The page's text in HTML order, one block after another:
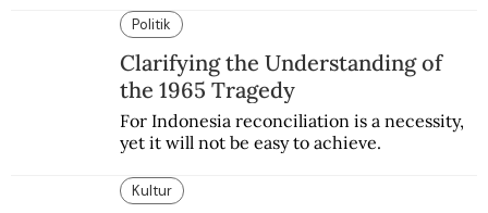
si martir antariksa Soviet.
Politik
Clarifying the Understanding of
the 1965 Tragedy
For Indonesia reconciliation is a necessity,
yet it will not be easy to achieve.
Kultur